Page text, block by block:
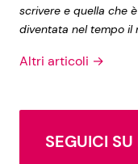
scrivere e quella che
diventata nel tempo il
Altri articoli →
SEGUICI